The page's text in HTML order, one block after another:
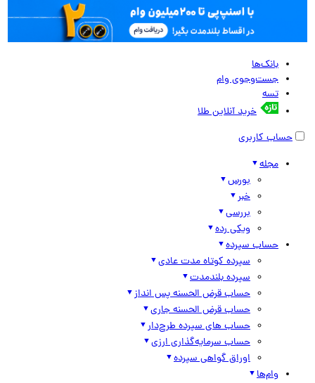
بانک‌ها
جست‌وجوی وام
تسه
خرید آنلاین طلا
حساب کاربری
مجله
بورس
خبر
بررسی
ویکی رده
حساب سپرده
سپرده کوتاه مدت عادی
سپرده بلندمدت
حساب قرض الحسنه پس انداز
حساب قرض الحسنه جاری
حساب های سپرده طرح‌دار
حساب سرمایه‌گذاری ارزی
اوراق گواهی سپرده
وام‌ها